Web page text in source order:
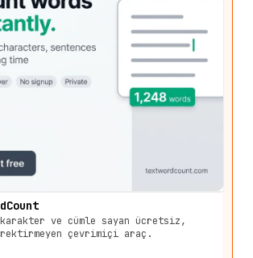
ve cümle sayan ücretsiz,
çevrimiçi araç.